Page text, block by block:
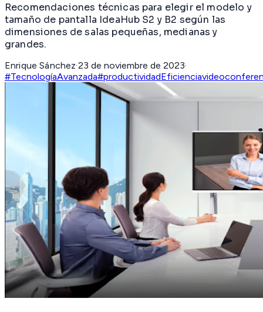
Recomendaciones técnicas para elegir el modelo y
tamaño de pantalla IdeaHub S2 y B2 según las
dimensiones de salas pequeñas, medianas y
grandes.
Enrique Sánchez·23 de noviembre de 2023·
#TecnologíaAvanzada#productividadEficiencia